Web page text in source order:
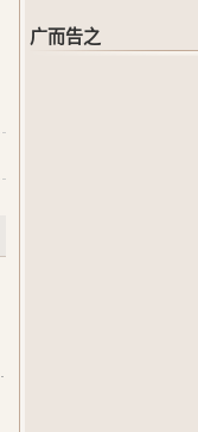
广而告之